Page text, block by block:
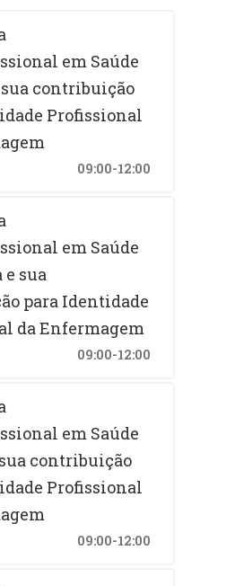
em Saúde
contribuição
Profissional
09:00-12:00
em Saúde
sua
para Identidade
da Enfermagem
09:00-12:00
em Saúde
contribuição
Profissional
09:00-12:00